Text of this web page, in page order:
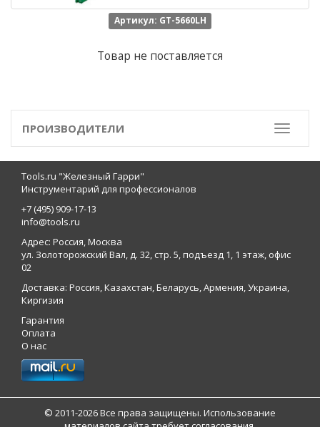
Артикул: GT-5660LH
Товар не поставляется
Toggle
ПРОИЗВОДИТЕЛИ
Tools.ru "Железный Гарри"
Инструментарий для профессионалов
+7 (495) 909-17-13
info@tools.ru
Адрес: Россия, Москва
ул. Золоторожский Вал, д. 32, стр. 5, подъезд 1, 1 этаж, офис
02
Доставка: Россия, Казахстан, Беларусь, Армения, Украина,
Киргизия
Гарантия
Оплата
О нас
© 2011-2026 Все права защищены. Использование